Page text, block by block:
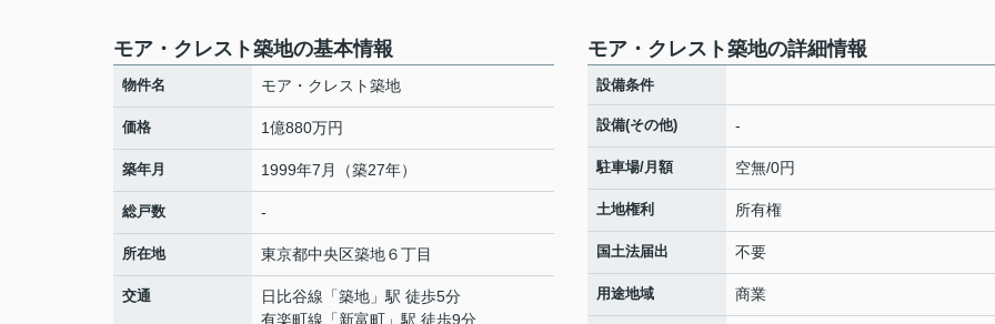
モア・クレスト築地の基本情報
物件名 モア・クレスト築地
価格 1億880万円
築年月 1999年7月（築27年）
総戸数 -
所在地 東京都中央区築地６丁目
交通 日比谷線 「築地 」駅 徒歩5分
有楽町線 「新富町 」駅 徒歩9分
モア・クレスト築地の詳細情報
設備条件
設備(その他) -
駐車場/月額 空無/0円
土地権利 所有権
国土法届出 不要
用途地域 商業